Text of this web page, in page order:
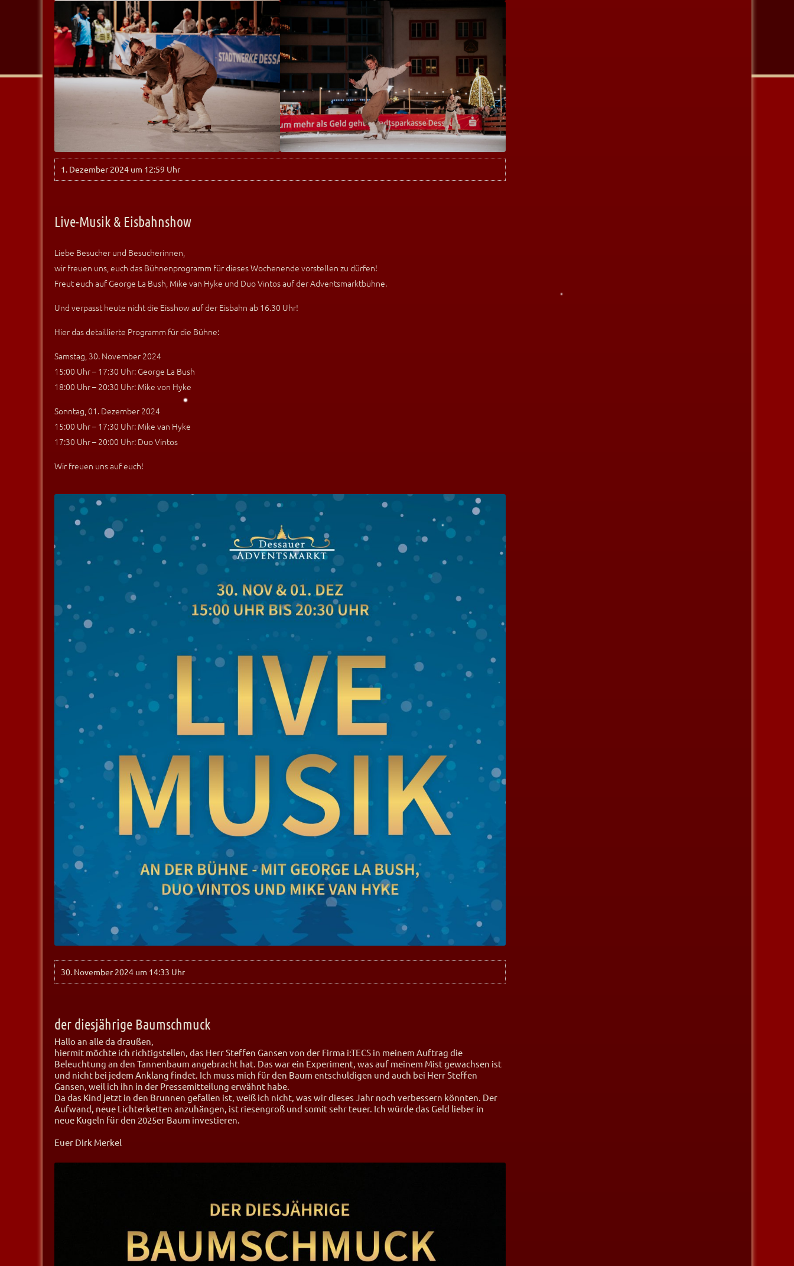
1. Dezember 2024 um 12:59 Uhr
Live-Musik & Eisbahnshow
Liebe Besucher und Besucherinnen,
wir freuen uns, euch das Bühnenprogramm für dieses Wochenende vorstellen zu dürfen!
Freut euch auf George La Bush, Mike van Hyke und Duo Vintos auf der Adventsmarktbühne.
Und verpasst heute nicht die Eisshow auf der Eisbahn ab 16.30 Uhr!
Hier das detaillierte Programm für die Bühne:
Samstag, 30. November 2024
15:00 Uhr – 17:30 Uhr: George La Bush
18:00 Uhr – 20:30 Uhr: Mike von Hyke
Sonntag, 01. Dezember 2024
15:00 Uhr – 17:30 Uhr: Mike van Hyke
17:30 Uhr – 20:00 Uhr: Duo Vintos
Wir freuen uns auf euch!
30. November 2024 um 14:33 Uhr
der diesjährige Baumschmuck
Hallo an alle da draußen,
hiermit möchte ich richtigstellen, das Herr Steffen Gansen von der Firma i:TECS in meinem Auftrag die
Beleuchtung an den Tannenbaum angebracht hat. Das war ein Experiment, was auf meinem Mist gewachsen ist
und nicht bei jedem Anklang findet. Ich muss mich für den Baum entschuldigen und auch bei Herr Steffen
Gansen, weil ich ihn in der Pressemitteilung erwähnt habe.
Da das Kind jetzt in den Brunnen gefallen ist, weiß ich nicht, was wir dieses Jahr noch verbessern könnten. Der
Aufwand, neue Lichterketten anzuhängen, ist riesengroß und somit sehr teuer. Ich würde das Geld lieber in
neue Kugeln für den 2025er Baum investieren.
Euer Dirk Merkel